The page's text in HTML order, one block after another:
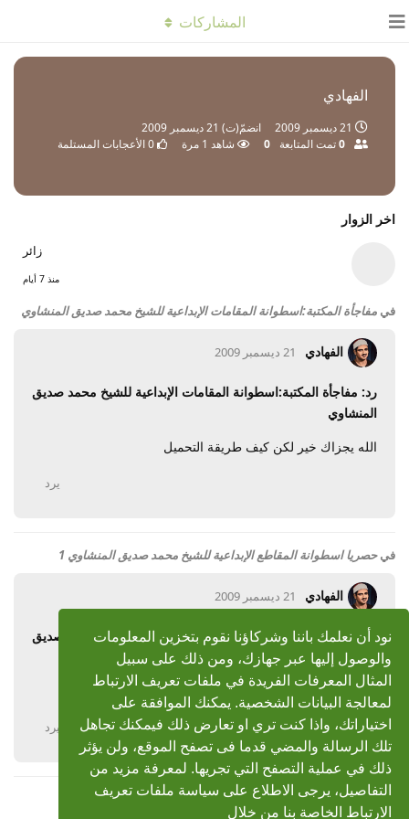
نود أن نعلمك باننا وشركاؤنا نقوم بتخزين المعلومات
والوصول إليها عبر جهازك، ومن ذلك على سبيل
المثال المعرفات الفريدة في ملفات تعريف الارتباط
لمعالجة البيانات الشخصية. يمكنك الموافقة على
اختياراتك، واذا كنت تري او تعارض ذلك فيمكنك تجاهل
تلك الرسالة والمضي قدما فى تصفح الموقع، ولن يؤثر
ذلك في عملية التصفح التي تجريها. لمعرفة مزيد من
التفاصيل، يرجى الاطلاع على سياسة ملفات تعريف
الارتباط الخاصة بنا من خلال
الفهادي
21 ديسمبر 2009 انضمّ(ت) 21 ديسمبر 2009
0تمت المتابعة 0 شاهد 1 مرة 0الأعجابات المستلمة
المشاركات
اخر الزوار
زائر
منذ 7 أيام
في مفاجأة المكتبة:اسطوانة المقامات الإبداعية للشيخ محمد صديق المنشاوي
الفهادي 21 ديسمبر 2009
رد: مفاجأة المكتبة:اسطوانة المقامات الإبداعية للشيخ محمد صديق
المنشاوي
الله يجزاك خير لكن كيف طريقة التحميل
يرد
فيحصريا اسطوانة المقاطع الإبداعية للشيخ محمد صديق المنشاوي 1
الفهادي 21 ديسمبر 2009
رد: حصريا اسطوانة المقاطع الإبداعية للشيخ محمد صديق
المنشاوي 1
جزاكم الله خير
يرد